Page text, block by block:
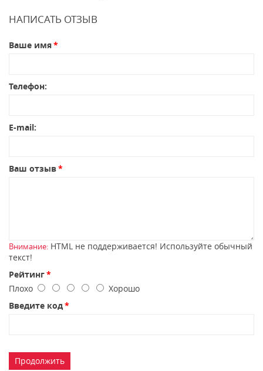
НАПИСАТЬ ОТЗЫВ
Ваше имя
Телефон:
E-mail:
Ваш отзыв
Внимание: HTML не поддерживается! Используйте обычный
текст!
Рейтинг
Плохо
Хорошо
Введите код
Продолжить